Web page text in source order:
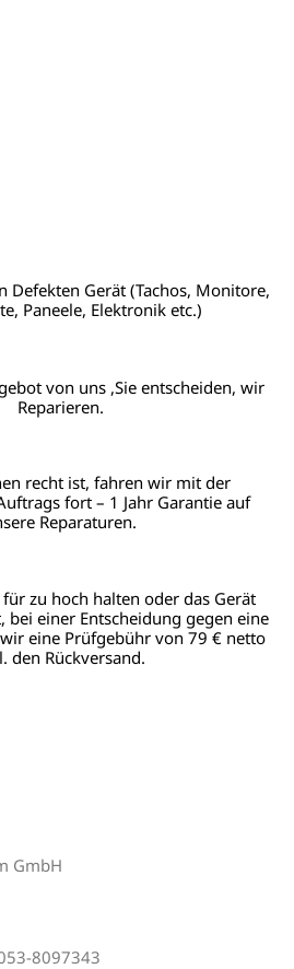
Defekten Gerät (Tachos, Monitore,
Paneele, Elektronik etc.)
von uns ,Sie entscheiden, wir
Reparieren.
recht ist, fahren wir mit der
fort – 1 Jahr Garantie auf
Reparaturen.
für zu hoch halten oder das Gerät
bei einer Entscheidung gegen eine
eine Prüfgebühr von 79 € netto
den Rückversand.
GmbH
8097343